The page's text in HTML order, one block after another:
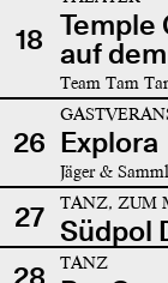
18 Temple
auf
Team Tam
26 Explora
Jäger &
27 TANZ, ZUM
Südpol
28
TANZ